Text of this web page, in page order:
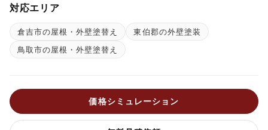
対応エリア
倉吉市の屋根・外壁塗替え
東伯郡の外壁塗装
鳥取市の屋根・外壁塗替え
価格シミュレーション